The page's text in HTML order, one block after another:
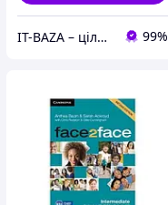
IT-BAZA – ціла база потрібних речей для всієї родини 99%